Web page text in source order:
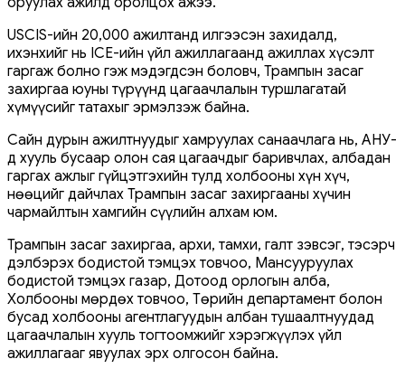
USCIS-ийн 20,000 ажилтанд илгээсэн захидалд,
ихэнхийг нь ICE-ийн үйл ажиллагаанд ажиллах хүсэлт
гаргаж болно гэж мэдэгдсэн боловч, Трампын засаг
захиргаа юуны түрүүнд цагаачлалын туршлагатай
хүмүүсийг татахыг эрмэлзэж байна.
Сайн дурын ажилтнуудыг хамруулах санаачлага нь, АНУ-
д хууль бусаар олон сая цагаачдыг баривчлах, албадан
гаргах ажлыг гүйцэтгэхийн тулд холбооны хүн хүч,
нөөцийг дайчлах Трампын засаг захиргааны хүчин
чармайлтын хамгийн сүүлийн алхам юм.
Трампын засаг захиргаа, архи, тамхи, галт зэвсэг, тэсэрч
дэлбэрэх бодистой тэмцэх товчоо, Мансууруулах
бодистой тэмцэх газар, Дотоод орлогын алба,
Холбооны мөрдөх товчоо, Төрийн департамент болон
бусад холбооны агентлагуудын албан тушаалтнуудад
цагаачлалын хууль тогтоомжийг хэрэгжүүлэх үйл
ажиллагааг явуулах эрх олгосон байна.